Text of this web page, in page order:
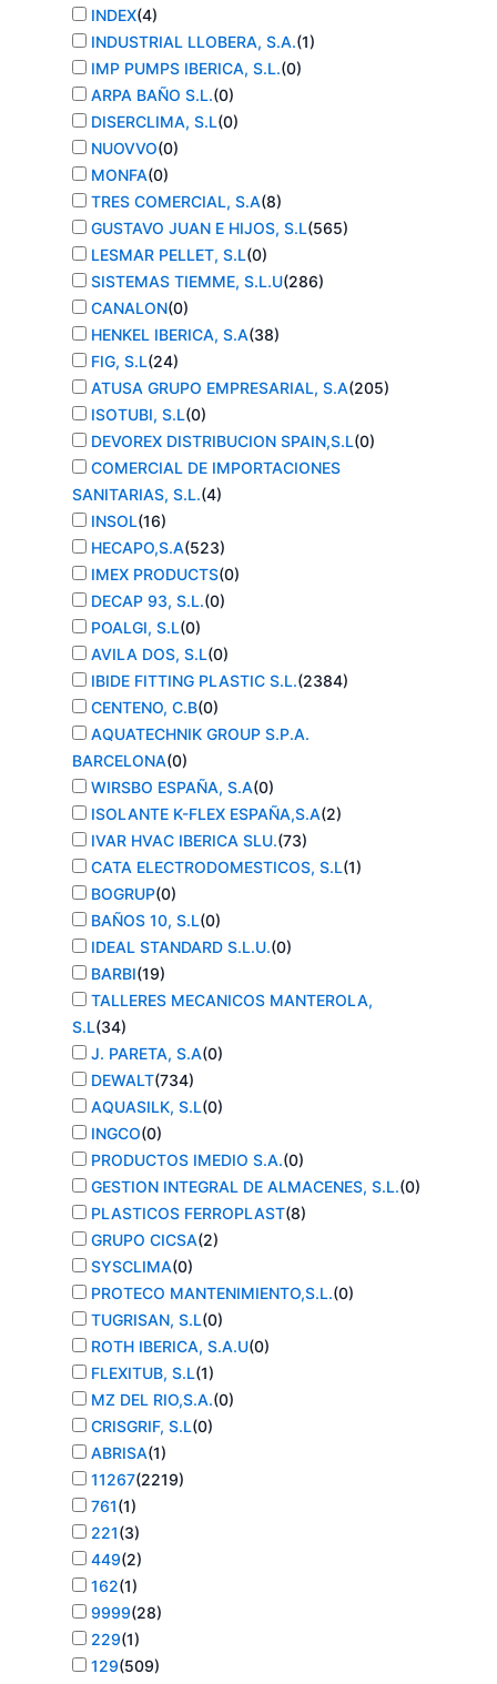
INDEX(4)
INDUSTRIAL LLOBERA, S.A.(1)
IMP PUMPS IBERICA, S.L.(0)
ARPA BAÑO S.L.(0)
DISERCLIMA, S.L(0)
NUOVVO(0)
MONFA(0)
TRES COMERCIAL, S.A(8)
GUSTAVO JUAN E HIJOS, S.L(565)
LESMAR PELLET, S.L(0)
SISTEMAS TIEMME, S.L.U(286)
CANALON(0)
HENKEL IBERICA, S.A(38)
FIG, S.L(24)
ATUSA GRUPO EMPRESARIAL, S.A(205)
ISOTUBI, S.L(0)
DEVOREX DISTRIBUCION SPAIN,S.L(0)
COMERCIAL DE IMPORTACIONES
SANITARIAS, S.L.(4)
INSOL(16)
HECAPO,S.A(523)
IMEX PRODUCTS(0)
DECAP 93, S.L.(0)
POALGI, S.L(0)
AVILA DOS, S.L(0)
IBIDE FITTING PLASTIC S.L.(2384)
CENTENO, C.B(0)
AQUATECHNIK GROUP S.P.A.
BARCELONA(0)
WIRSBO ESPAÑA, S.A(0)
ISOLANTE K-FLEX ESPAÑA,S.A(2)
IVAR HVAC IBERICA SLU.(73)
CATA ELECTRODOMESTICOS, S.L(1)
BOGRUP(0)
BAÑOS 10, S.L(0)
IDEAL STANDARD S.L.U.(0)
BARBI(19)
TALLERES MECANICOS MANTEROLA,
S.L(34)
J. PARETA, S.A(0)
DEWALT(734)
AQUASILK, S.L(0)
INGCO(0)
PRODUCTOS IMEDIO S.A.(0)
GESTION INTEGRAL DE ALMACENES, S.L.(0)
PLASTICOS FERROPLAST(8)
GRUPO CICSA(2)
SYSCLIMA(0)
PROTECO MANTENIMIENTO,S.L.(0)
TUGRISAN, S.L(0)
ROTH IBERICA, S.A.U(0)
FLEXITUB, S.L(1)
MZ DEL RIO,S.A.(0)
CRISGRIF, S.L(0)
ABRISA(1)
11267(2219)
761(1)
221(3)
449(2)
162(1)
9999(28)
229(1)
129(509)